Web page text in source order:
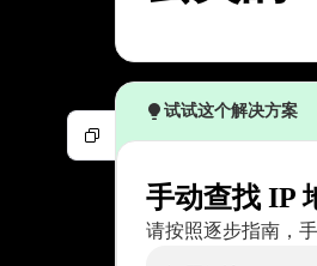
试试这个解决方案
手动查找 IP
请按照逐步指南，